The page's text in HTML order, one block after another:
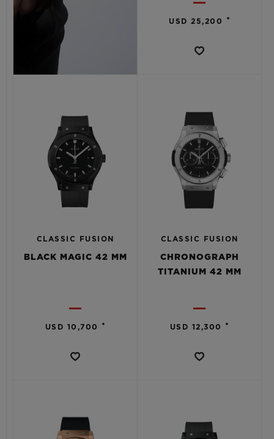
USD 25,200 •
CLASSIC FUSION
BLACK MAGIC 42 MM
USD 10,700 •
CLASSIC FUSION
CHRONOGRAPH
TITANIUM 42 MM
USD 12,300 •